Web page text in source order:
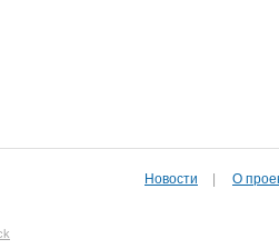
Новости О